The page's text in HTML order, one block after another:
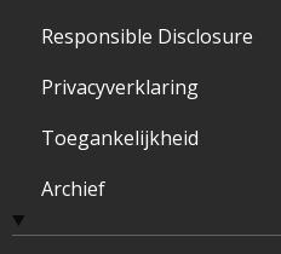
Responsible Disclosure
Privacyverklaring
Toegankelijkheid
Archief